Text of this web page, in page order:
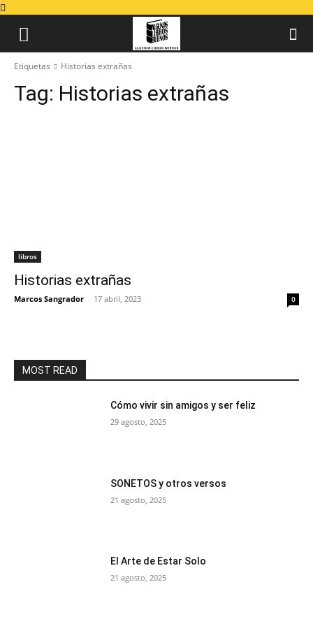
Etiquetas Historias extrañas
Tag: Historias extrañas
libros
Historias extrañas
Marcos Sangrador - 17 abril, 2023 0
MOST READ
Cómo vivir sin amigos y ser feliz
29 agosto, 2025
SONETOS y otros versos
21 agosto, 2025
El Arte de Estar Solo
21 agosto, 2025